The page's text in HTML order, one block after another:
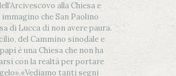
alla Chiesa e
che San Paolino
di Lucca di non avere paura.
del Cammino sinodale e
è una Chiesa che non ha
con la realtà per portare
.«Vediamo tanti segni